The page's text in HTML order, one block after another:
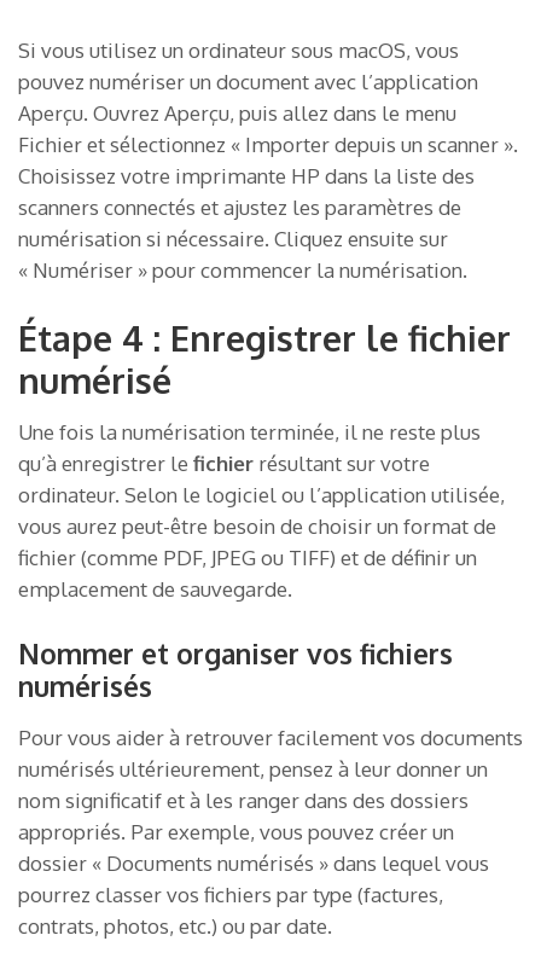
Si vous utilisez un ordinateur sous macOS, vous
pouvez numériser un document avec l’application
Aperçu. Ouvrez Aperçu, puis allez dans le menu
Fichier et sélectionnez « Importer depuis un scanner ».
Choisissez votre imprimante HP dans la liste des
scanners connectés et ajustez les paramètres de
numérisation si nécessaire. Cliquez ensuite sur
« Numériser » pour commencer la numérisation.
Étape 4 : Enregistrer le fichier
numérisé
Une fois la numérisation terminée, il ne reste plus
qu’à enregistrer le fichier résultant sur votre
ordinateur. Selon le logiciel ou l’application utilisée,
vous aurez peut-être besoin de choisir un format de
fichier (comme PDF, JPEG ou TIFF) et de définir un
emplacement de sauvegarde.
Nommer et organiser vos fichiers
numérisés
Pour vous aider à retrouver facilement vos documents
numérisés ultérieurement, pensez à leur donner un
nom significatif et à les ranger dans des dossiers
appropriés. Par exemple, vous pouvez créer un
dossier « Documents numérisés » dans lequel vous
pourrez classer vos fichiers par type (factures,
contrats, photos, etc.) ou par date.